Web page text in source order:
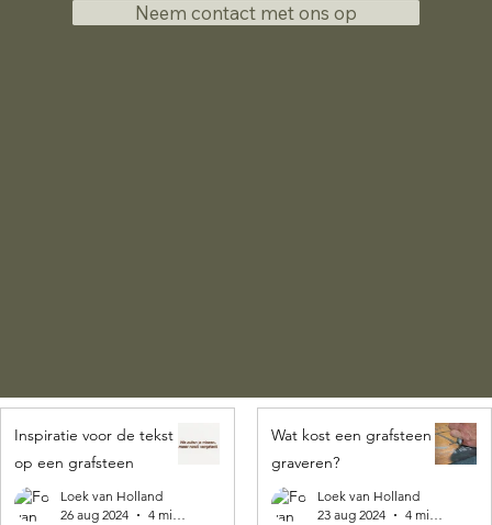
Neem contact met ons op
Inspiratie voor de tekst
op een grafsteen
Loek van Holland
26 aug 2024
4 minuten om te lezen
Wat kost een grafsteen
graveren?
Loek van Holland
23 aug 2024
4 minuten om te lezen